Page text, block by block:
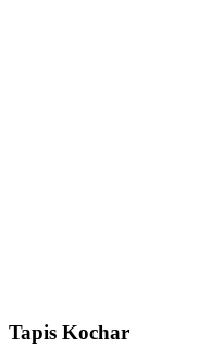
Tapis Kochar